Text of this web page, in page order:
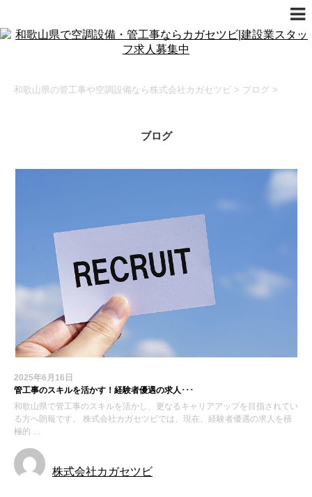
和歌山県の管工事や空調設備なら株式会社カガセツビ > ブログ >
ブログ
2025年6月16日
管工事のスキルを活かす！経験者優遇の求人･･･
和歌山県で管工事のスキルを活かし、更なるキャリアアップを目指されてい
る方へ朗報です。 株式会社カガセツビでは、現在、経験者優遇の求人を積
極的 …
株式会社カガセツビ